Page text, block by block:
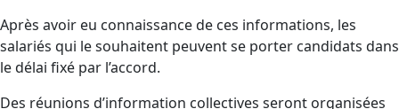
Après avoir eu connaissance de ces informations, les
salariés qui le souhaitent peuvent se porter candidats dans
le délai fixé par l’accord.
Des réunions d’information collectives seront organisées